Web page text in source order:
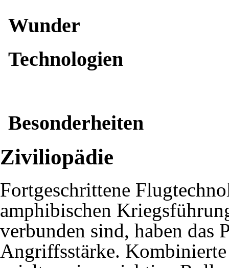
Wunder
Technologien
Besonderheiten
Ziviliopädie
Fortgeschrittene
amphibischen
verbunden sind, haben das
Angriffsstärke.